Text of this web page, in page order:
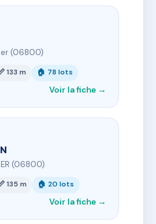
(06800)
133 m 🏠 78 lots
Voir la fiche →
(06800)
135 m 🏠 20 lots
Voir la fiche →